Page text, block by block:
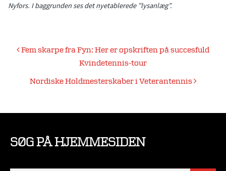
Nyfors. I baggrunden ses det nyetablerede ”lysanlæg”.
Indlægsnavigation
Fem skarpe fra Fyn: Her er opskriften på succesfuld
Kvindetennis-tour
Nordiske Holdmesterskaber i Veterantennis
SØG PÅ HJEMMESIDEN